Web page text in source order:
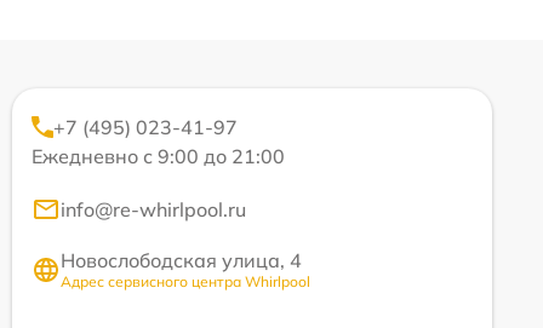
+7 (495) 023-41-97
Ежедневно с 9:00 до 21:00
info@re-whirlpool.ru
Новослободская улица, 4
Адрес сервисного центра Whirlpool